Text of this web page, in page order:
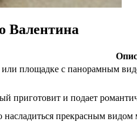
Валентина
площадке с панорамным
приготовит и подает
прекрасным